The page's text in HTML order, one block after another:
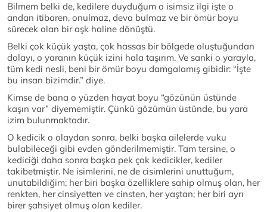
Bilmem belki de, kedilere duyduğum o isimsiz ilgi işte o
andan itibaren, onulmaz, deva bulmaz ve bir ömür boyu
sürecek olan bir aşk haline dönüştü.
Belki çok küçük yaşta, çok hassas bir bölgede oluştuğundan
dolayı, o yaranın küçük izini hala taşırım. Ve sanki o yarayla,
tüm kedi nesli, beni bir ömür boyu damgalamış gibidir: “İşte
bu insan bizimdir.” diye.
Kimse de bana o yüzden hayat boyu “gözünün üstünde
kaşın var” diyememiştir. Çünkü gözümün üstünde, bu yara
izim bulunmaktadır.
O kedicik o olaydan sonra, belki başka ailelerde vuku
bulabileceği gibi evden gönderilmemiştir. Tam tersine, o
kediciği daha sonra başka pek çok kedicikler, kediler
takibetmiştir. Ne isimlerini, ne de cisimlerini unuttuğum,
unutabildiğim; her biri başka özelliklere sahip olmuş olan, her
renkten, her cinsiyetten ve cinsten, her yaştan; her biri ayrı
birer şahsiyet olmuş olan kediler.